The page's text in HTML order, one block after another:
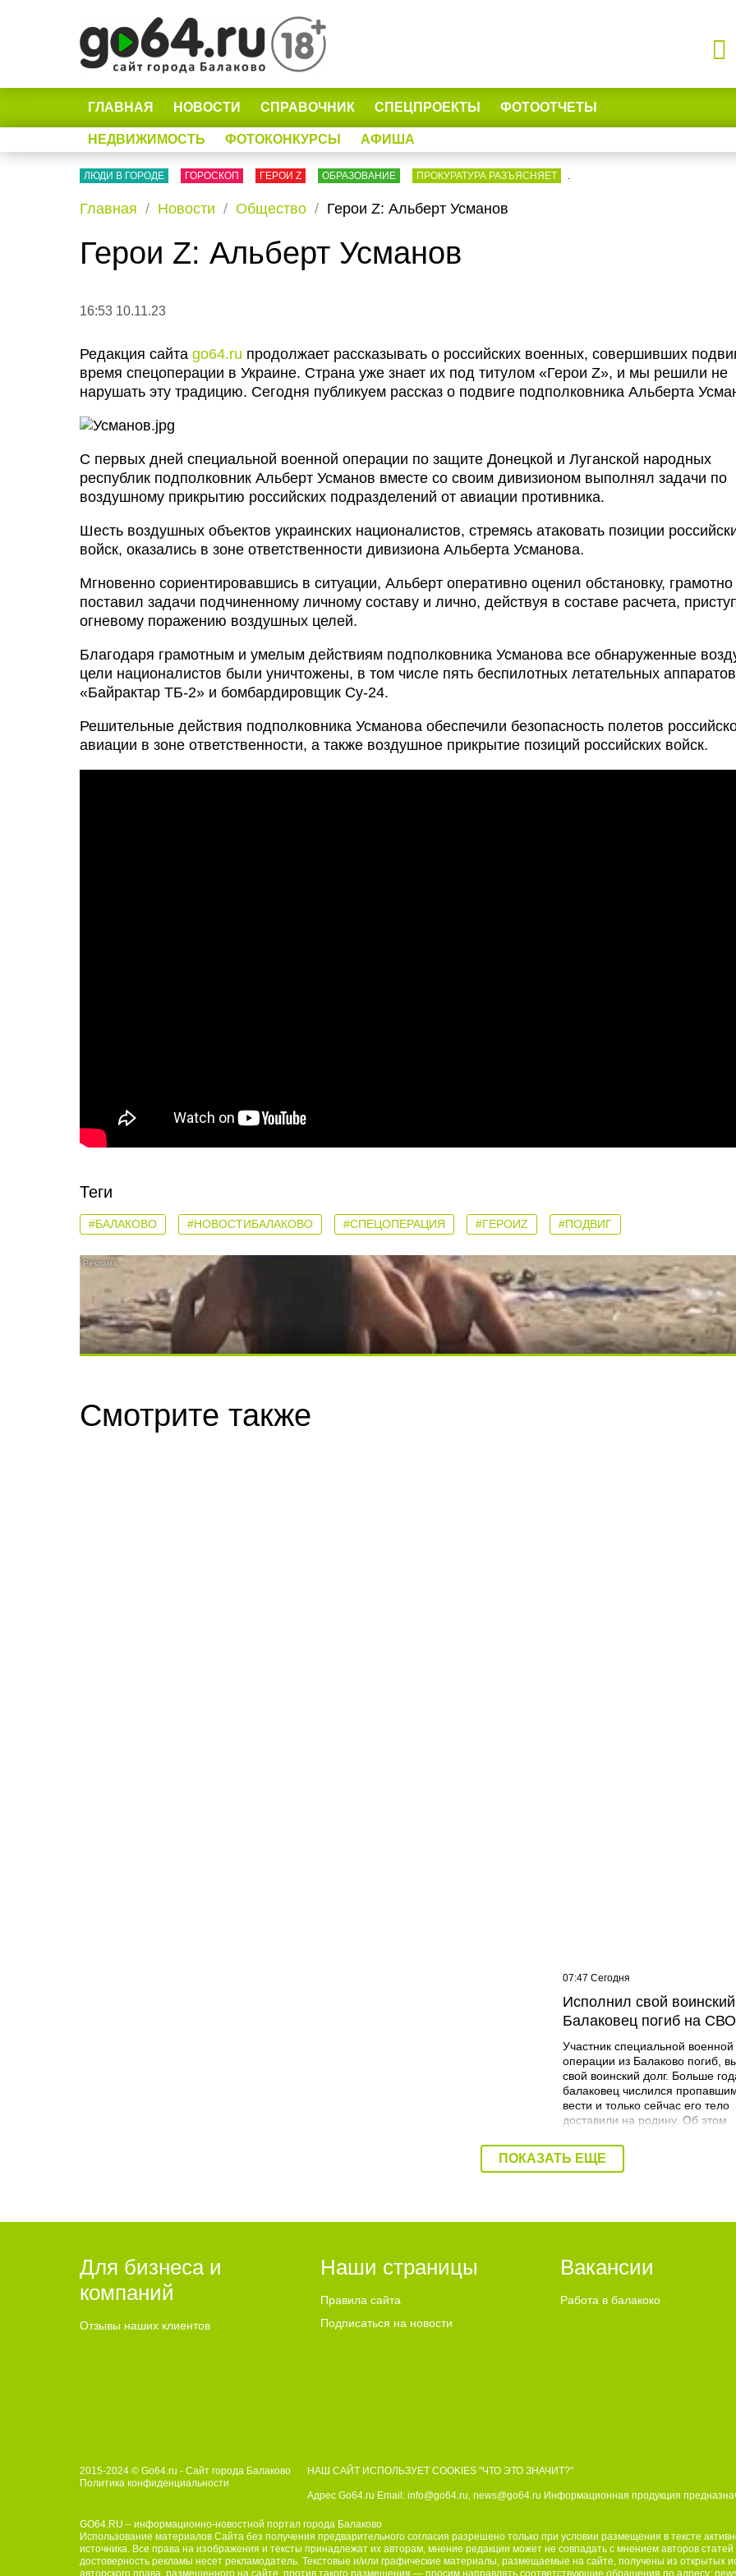
ГЛАВНАЯ НОВОСТИ СПРАВОЧНИК СПЕЦПРОЕКТЫ ФОТООТЧЕТЫ
НЕДВИЖИМОСТЬ ФОТОКОНКУРСЫ АФИША
ЛЮДИ В ГОРОДЕ ГОРОСКОП ГЕРОИ Z ОБРАЗОВАНИЕ ПРОКУРАТУРА РАЗЪЯСНЯЕТ .
Главная Новости Общество Герои Z: Альберт Усманов
Герои Z: Альберт Усманов
16:53 10.11.23
Редакция сайта go64.ru продолжает рассказывать о российских военных, совершивших
время спецоперации в Украине. Страна уже знает их под титулом «Герои Z», и мы решили не
нарушать эту традицию. Сегодня публикуем рассказ о подвиге подполковника Альберта
С первых дней специальной военной операции по защите Донецкой и Луганской народных
республик подполковник Альберт Усманов вместе со своим дивизионом выполнял задачи по
воздушному прикрытию российских подразделений от авиации противника.
Шесть воздушных объектов украинских националистов, стремясь атаковать позиции
войск, оказались в зоне ответственности дивизиона Альберта Усманова.
Мгновенно сориентировавшись в ситуации, Альберт оперативно оценил обстановку, грамотно
поставил задачи подчиненному личному составу и лично, действуя в составе расчета,
огневому поражению воздушных целей.
Благодаря грамотным и умелым действиям подполковника Усманова все обнаруженные
цели националистов были уничтожены, в том числе пять беспилотных летательных
«Байрактар ТБ-2» и бомбардировщик Су-24.
Решительные действия подполковника Усманова обеспечили безопасность полетов
авиации в зоне ответственности, а также воздушное прикрытие позиций российских войск.
Теги
#БАЛАКОВО #НОВОСТИБАЛАКОВО #СПЕЦОПЕРАЦИЯ #ГЕРОИZ #ПОДВИГ
Смотрите также
07:47 Сегодня
Исполнил свой
Балаковец погиб на СВО
Участник специальной военной
операции из Балаково погиб,
свой воинский долг. Больше
балаковец числился
вести и только сейчас его тело
доставили на родину. Об этом
района. Дмитрий Митрофанов
22 марта 1982 года в поселке
марта 2025 года при
Дмитрия Владимировича. Наш
воинский долг. Он был истинным
ПОКАЗАТЬ ЕЩЕ
Для бизнеса и
компаний
Отзывы наших клиентов
Наши страницы
Правила сайта
Подписаться на новости
Вакансии
Работа в балакоко
2015-2024 © Go64.ru - Сайт города Балаково
Политика конфиденциальности
НАШ САЙТ ИСПОЛЬЗУЕТ COOKIES "ЧТО ЭТО ЗНАЧИТ?"
Адрес Go64.ru Email: info@go64.ru, news@go64.ru Информационная продукция
GO64.RU – информационно-новостной портал города Балаково
Использование материалов Сайта без получения предварительного согласия разрешено только при условии размещения в тексте
источника. Все права на изображения и тексты принадлежат их авторам, мнение редакции может не совпадать с мнением авторов
достоверность рекламы несет рекламодатель. Текстовые и/или графические материалы, размещаемые на сайте, получены из открытых
авторского права, размещенного на сайте, против такого размещения — просим направлять соответствующие обращения по адресу: